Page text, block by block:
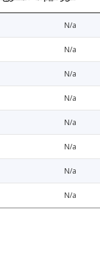
N/a
N/a
N/a
N/a
N/a
N/a
N/a
N/a